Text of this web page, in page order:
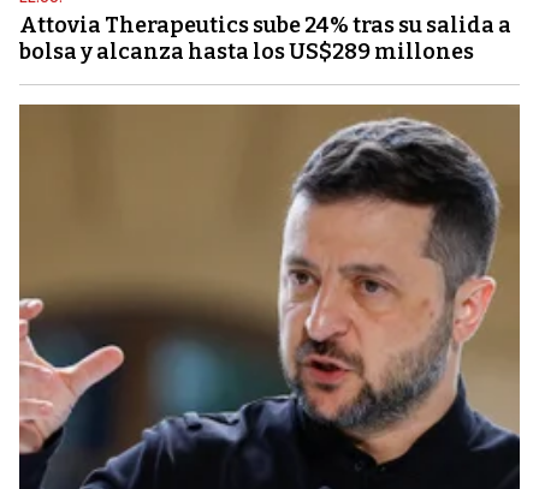
Attovia Therapeutics sube 24% tras su salida a
bolsa y alcanza hasta los US$289 millones